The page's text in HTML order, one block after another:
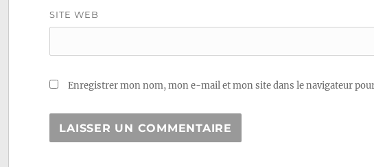
SITE WEB
Enregistrer mon nom, mon e-mail et mon site dans le navigateur